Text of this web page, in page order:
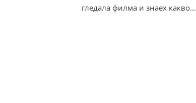
гледала филма и знаех какво…